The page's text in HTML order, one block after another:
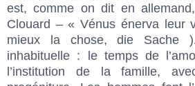
est, comme on dit en
Clouard – « Vénus énerva leur
mieux la chose, die Sache
inhabituelle : le temps de
l’institution de la famille,